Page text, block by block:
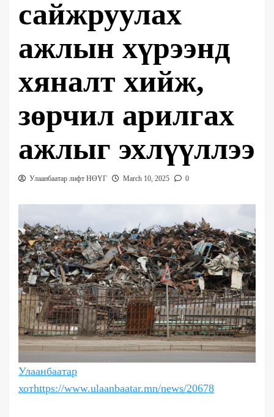
сайжруулах
ажлын хүрээнд
хяналт хийж,
зөрчил арилгах
ажлыг эхлүүллээ
Улаанбаатар лифт НӨҮГ March 10, 2025 0
Улаанбаатар
хотhttps://www.ulaanbaatar.mn/news/20678